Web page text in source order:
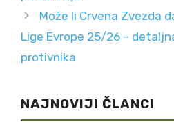
Može li Crvena Zvezda
Lige Evrope 25/26 –
protivnika
NAJNOVIJI ČLANCI